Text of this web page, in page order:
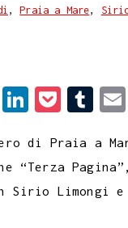
,Praia a Mare,
P
L
n
k
e
c
k
e
T
m
b
l
i
di Praia a
“Terza
Sirio Limongi